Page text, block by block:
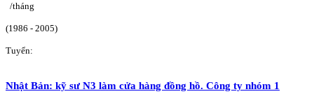
/tháng
(1986 - 2005)
Tuyển:
Nhật Bản: kỹ sư N3 làm cửa hàng đồng hồ. Công ty nhóm 1